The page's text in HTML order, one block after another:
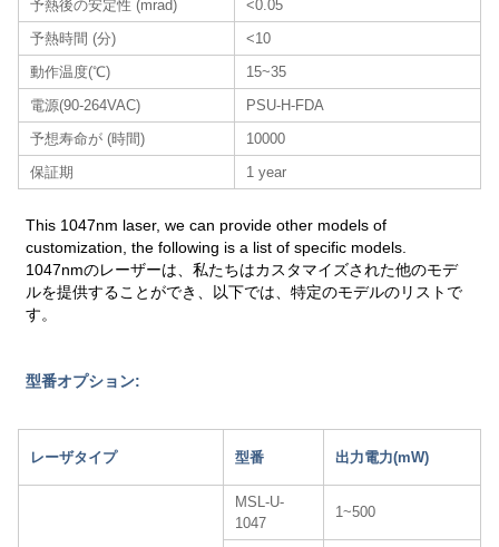
予熱後の安定性 (mrad)
<0.05
予熱時間 (分)
<10
動作温度(℃)
15~35
電源(90-264VAC)
PSU-H-FDA
予想寿命が (時間)
10000
保証期
1 year
This 1047nm laser, we can provide other models of
customization, the following is a list of specific models.
1047nmのレーザーは、私たちはカスタマイズされた他のモデ
ルを提供することができ、以下では、特定のモデルのリストで
す。
型番オプション:
レーザタイプ 型番 出力電力(mW)
MSL-U-
1047
1~500